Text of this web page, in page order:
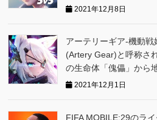
2021年12月8日
アーテリーギア-機動戦
(Artery Gear)と呼称さ
の生命体「傀儡」から
2021年12月1日
FIFA MOBILE:29のラ